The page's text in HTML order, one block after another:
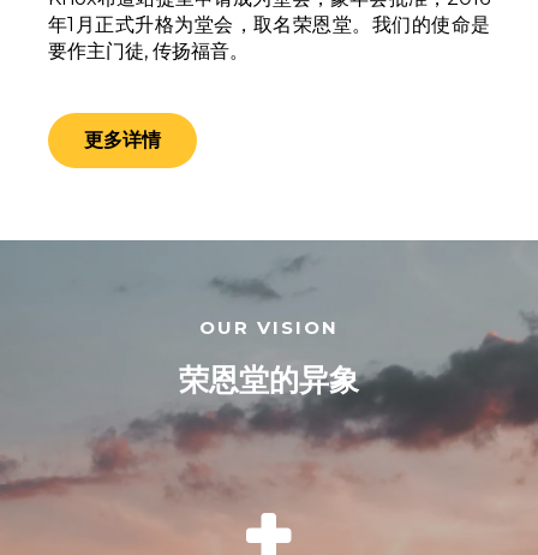
年1月正式升格为堂会，取名荣恩堂。我们的使命是
要作主门徒, 传扬福音。
更多详情
OUR VISION
荣恩堂的异象